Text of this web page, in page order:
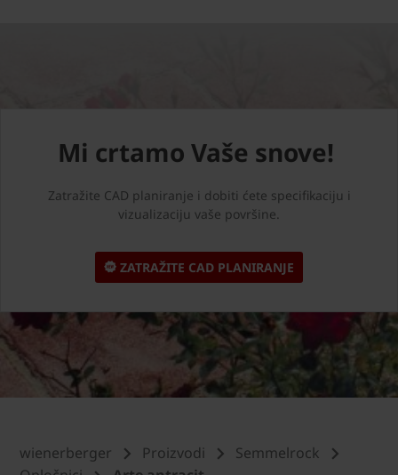
Mi crtamo Vaše snove!
Zatražite CAD planiranje i dobiti ćete specifikaciju i
vizualizaciju vaše površine.
ZATRAŽITE CAD PLANIRANJE
wienerberger Proizvodi
Semmelrock